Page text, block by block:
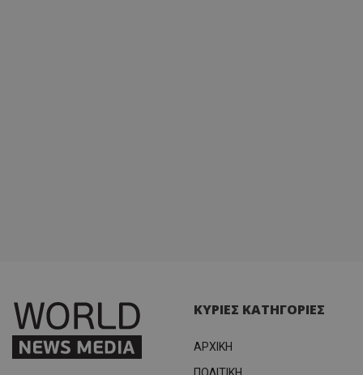
ΚΥΡΙΕΣ ΚΑΤΗΓΟΡΙΕΣ
ΑΡΧΙΚΗ
ΠΟΛΙΤΙΚΗ